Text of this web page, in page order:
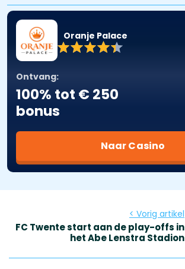
Oranje Palace
Ontvang:
100% tot € 250
bonus
Naar Casino
< Vorig artikel
FC Twente start aan de play-offs in
het Abe Lenstra Stadion